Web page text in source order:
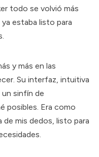
todo se volvió más
estaba listo para
y más en las
Su interfaz, intuitiva
un sinfín de
posibles. Era como
de mis dedos, listo para